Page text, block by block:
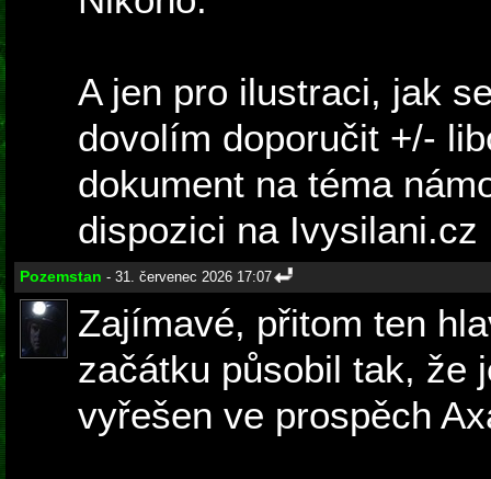
A jen pro ilustraci, jak
dovolím doporučit +/-
dokument na téma
dispozici na Ivysilani.cz
Pozemstan - 31. červenec 2026 17:07
Zajímavé, přitom ten
začátku působil tak, že
vyřešen ve prospěch